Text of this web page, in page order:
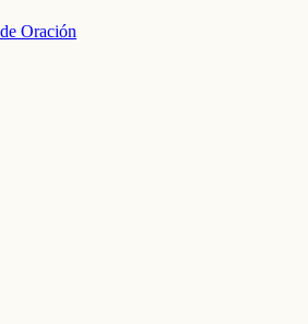
Oración